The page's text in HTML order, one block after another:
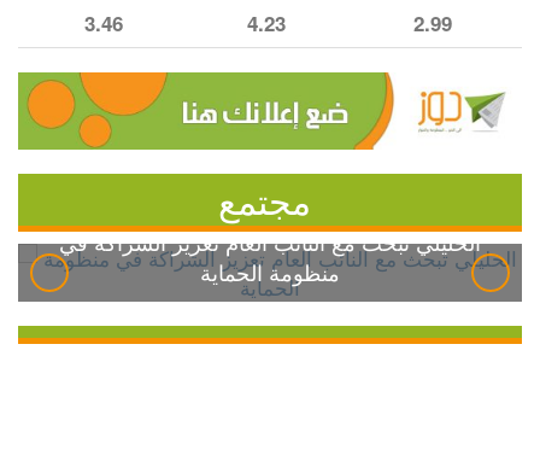
2.99
4.23
3.46
مجتمع
الخليلي تبحث مع النائب العام تعزيز الشراكة في
منظومة الحماية